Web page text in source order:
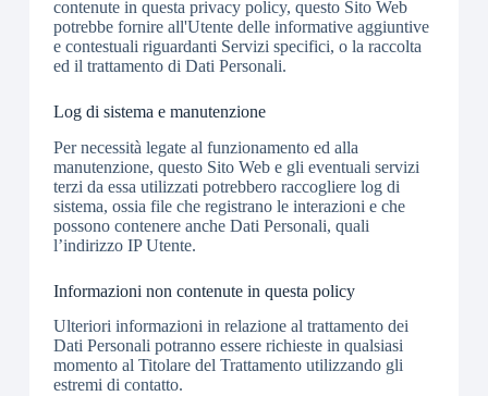
contenute in questa privacy policy, questo Sito Web
potrebbe fornire all'Utente delle informative aggiuntive
e contestuali riguardanti Servizi specifici, o la raccolta
ed il trattamento di Dati Personali.
Log di sistema e manutenzione
Per necessità legate al funzionamento ed alla
manutenzione, questo Sito Web e gli eventuali servizi
terzi da essa utilizzati potrebbero raccogliere log di
sistema, ossia file che registrano le interazioni e che
possono contenere anche Dati Personali, quali
l’indirizzo IP Utente.
Informazioni non contenute in questa policy
Ulteriori informazioni in relazione al trattamento dei
Dati Personali potranno essere richieste in qualsiasi
momento al Titolare del Trattamento utilizzando gli
estremi di contatto.